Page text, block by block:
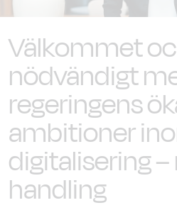
Välkommet
nödvändigt
regeringens
ambitioner
digitalisering
handling